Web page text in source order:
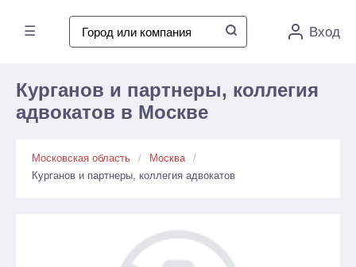
☰ Вход
Курганов и партнеры, коллегия
адвокатов в Москве
Московская область
Москва
Курганов и партнеры, коллегия адвокатов